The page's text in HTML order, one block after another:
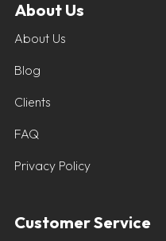
About Us
About Us
Blog
Clients
FAQ
Privacy Policy
Customer Service